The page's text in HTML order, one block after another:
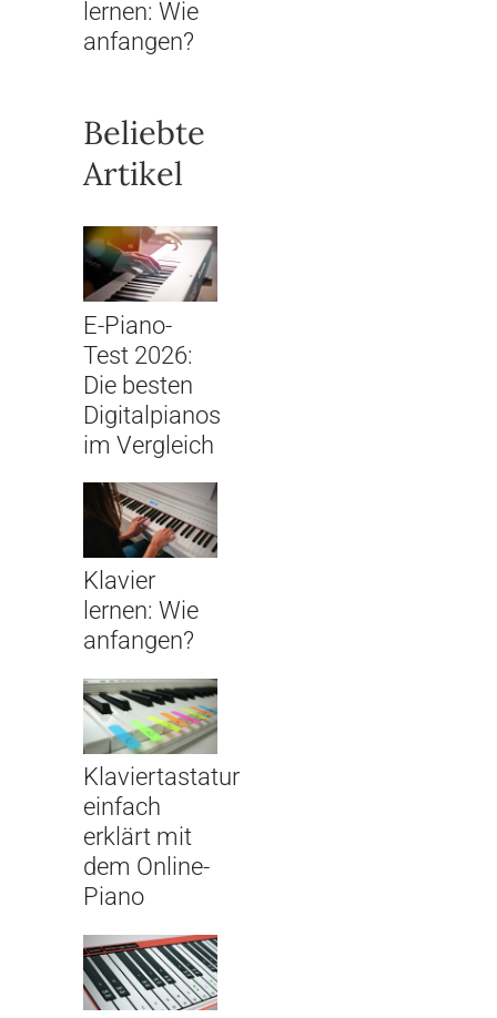
lernen: Wie
anfangen?
Beliebte
Artikel
E-Piano-
Test 2026:
Die besten
Digitalpianos
im Vergleich
Klavier
lernen: Wie
anfangen?
Klaviertastatur
einfach
erklärt mit
dem Online-
Piano